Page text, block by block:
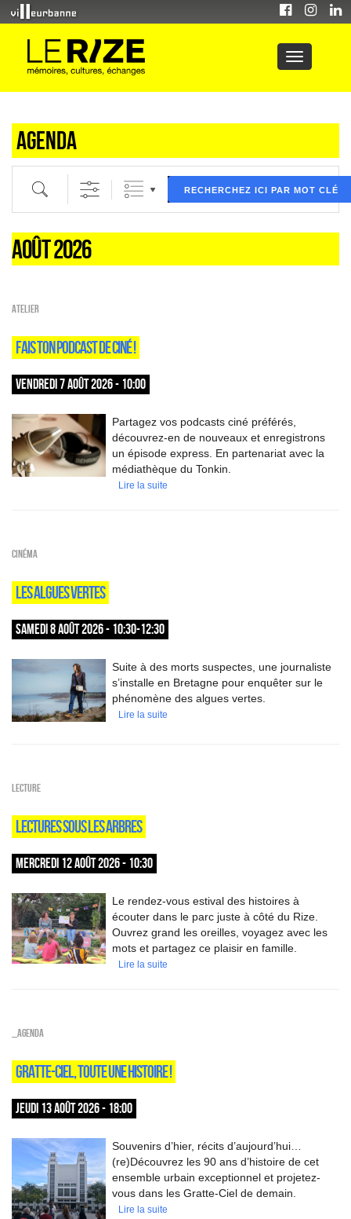
Agenda
Recherche par mot clé (ici) et / ou filtre (ci dessous) puis validez
RECHERCHEZ ICI PAR MOT CLÉ
AOÛT 2026
Atelier
FAIS TON PODCAST DE CINÉ !
VENDREDI 7 AOÛT 2026 - 10:00
Partagez vos podcasts ciné préférés,
découvrez-en de nouveaux et enregistrons
un épisode express. En partenariat avec la
médiathèque du Tonkin.
Lire la suite
Cinéma
LES ALGUES VERTES
SAMEDI 8 AOÛT 2026 - 10:30-12:30
Suite à des morts suspectes, une journaliste
s’installe en Bretagne pour enquêter sur le
phénomène des algues vertes.
Lire la suite
Lecture
LECTURES SOUS LES ARBRES
MERCREDI 12 AOÛT 2026 - 10:30
Le rendez-vous estival des histoires à
écouter dans le parc juste à côté du Rize.
Ouvrez grand les oreilles, voyagez avec les
mots et partagez ce plaisir en famille.
Lire la suite
_Agenda
GRATTE-CIEL, TOUTE UNE HISTOIRE !
JEUDI 13 AOÛT 2026 - 18:00
Souvenirs d’hier, récits d’aujourd’hui…
(re)Découvrez les 90 ans d’histoire de cet
ensemble urbain exceptionnel et projetez-
vous dans les Gratte-Ciel de demain.
Lire la suite